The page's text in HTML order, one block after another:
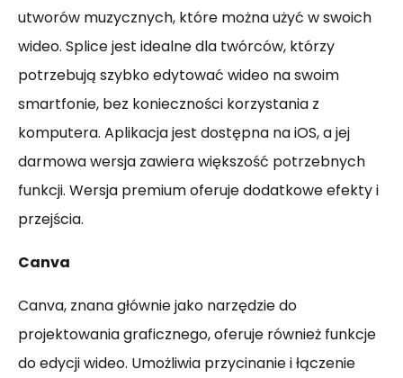
utworów muzycznych, które można użyć w swoich
wideo. Splice jest idealne dla twórców, którzy
potrzebują szybko edytować wideo na swoim
smartfonie, bez konieczności korzystania z
komputera. Aplikacja jest dostępna na iOS, a jej
darmowa wersja zawiera większość potrzebnych
funkcji. Wersja premium oferuje dodatkowe efekty i
przejścia.
Canva
Canva, znana głównie jako narzędzie do
projektowania graficznego, oferuje również funkcje
do edycji wideo. Umożliwia przycinanie i łączenie